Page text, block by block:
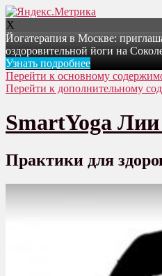
X
Йогатерапия в Москве:
оздоровительной йоги на
Узнать подробнее
Перейти к основному
Перейти к дополнительному
SmartYoga
Практики для